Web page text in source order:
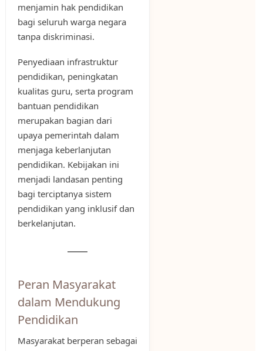
menjamin hak pendidikan
bagi seluruh warga negara
tanpa diskriminasi.
Penyediaan infrastruktur
pendidikan, peningkatan
kualitas guru, serta program
bantuan pendidikan
merupakan bagian dari
upaya pemerintah dalam
menjaga keberlanjutan
pendidikan. Kebijakan ini
menjadi landasan penting
bagi terciptanya sistem
pendidikan yang inklusif dan
berkelanjutan.
Peran Masyarakat
dalam Mendukung
Pendidikan
Masyarakat berperan sebagai